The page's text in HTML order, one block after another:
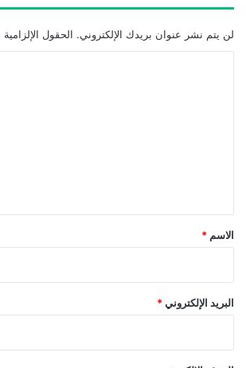
لن يتم نشر عنوان بريدك الإلكتروني. الحقول
*
الاسم *
البريد الإلكتروني *